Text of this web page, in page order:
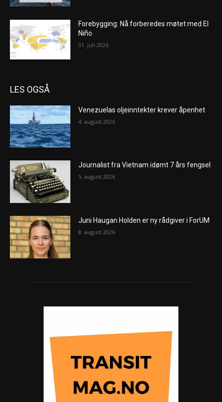
Forebygging: Nå forberedes møtet med El
Niño
31. juli 2026
LES OGSÅ
Venezuelas oljeinntekter krever åpenhet
4. august 2026
Journalist fra Vietnam idømt 7 års fengsel
5. august 2026
Juni Haugan Holden er ny rådgiver i ForUM
8. august 2026